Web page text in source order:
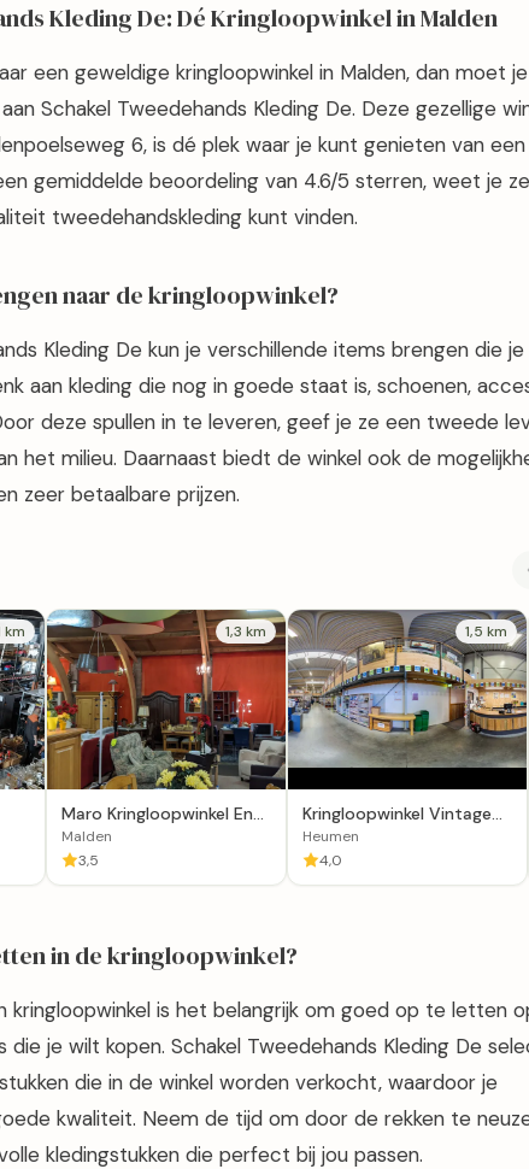
Kleding De: Dé Kringloopwinkel in Malden
een geweldige kringloopwinkel in Malden, dan moet
Schakel Tweedehands Kleding De. Deze gezellige
6, is dé plek waar je kunt genieten van een
gemiddelde beoordeling van 4.6/5 sterren, weet je
tweedehandskleding kunt vinden.
naar de kringloopwinkel?
Kleding De kun je verschillende items brengen die
aan kleding die nog in goede staat is, schoenen,
deze spullen in te leveren, geef je ze een tweede
het milieu. Daarnaast biedt de winkel ook de
zeer betaalbare prijzen.
km 1,3 km
Maro Kringloopwinkel En
Ontruimingen
Malden
3,5
1,5 km
Kringloopwinkel Vintage
and More in Heumen
Heumen
4,0
in de kringloopwinkel?
kringloopwinkel is het belangrijk om goed op te letten
je wilt kopen. Schakel Tweedehands Kleding De
die in de winkel worden verkocht, waardoor je
kwaliteit. Neem de tijd om door de rekken te
kledingstukken die perfect bij jou passen.